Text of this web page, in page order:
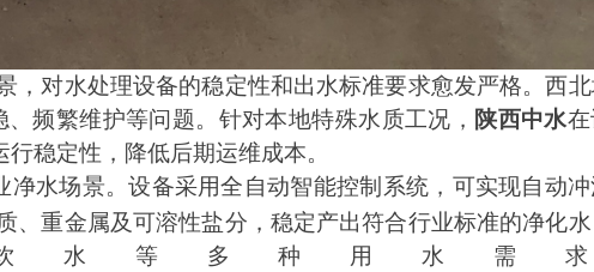
对水处理设备的稳定性和出水标准要求愈发严格。西
频繁维护等问题。针对本地特殊水质工况， 陕西中水
稳定性，降低后期运维成本。
水场景。设备采用全自动智能控制系统，可实现自动
重金属及可溶性盐分，稳定产出符合行业标准的净化
水等多种用水需